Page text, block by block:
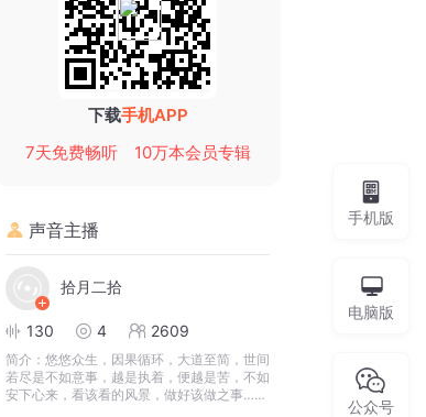
下载手机APP
7天免费畅听
10万本会员专辑
声音主播
拾月二拾
130 4 2609
简介： 悠悠众生，因果循环，大道至简，世间
若尽是不如意事，越是执着，便越是苦，不如
安下心来，看该看的风景，做好该做之事……
手机版
电脑版
公众号